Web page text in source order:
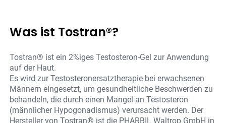
Was ist Tostran®?
Tostran® ist ein 2%iges Testosteron-Gel zur Anwendung
auf der Haut.
Es wird zur Testosteronersatztherapie bei erwachsenen
Männern eingesetzt, um gesundheitliche Beschwerden zu
behandeln, die durch einen Mangel an Testosteron
(männlicher Hypogonadismus) verursacht werden. Der
Hersteller von Tostran® ist die PHARBIL Waltrop GmbH in